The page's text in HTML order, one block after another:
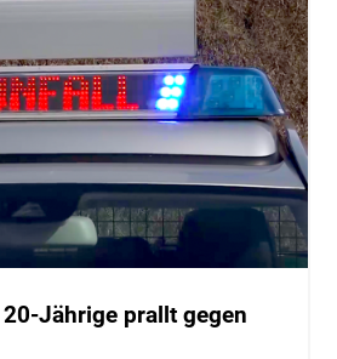
Jährige prallt gegen